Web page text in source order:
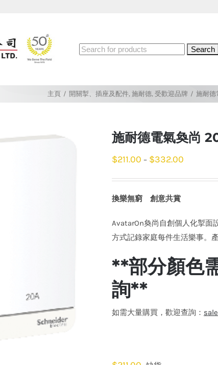
Search
主頁 / 開關掣、插座及配件, 施耐德, 受歡迎品牌 / 施耐德
施耐德電氣奐尚
$211.00 – $332.00
換樂無窮 創意共賞
AvatarOn奐尚自創個人化掣面
方式記錄家庭每件生活樂事。
**部分顏色
詢**
如需大量購買，歡迎查詢：